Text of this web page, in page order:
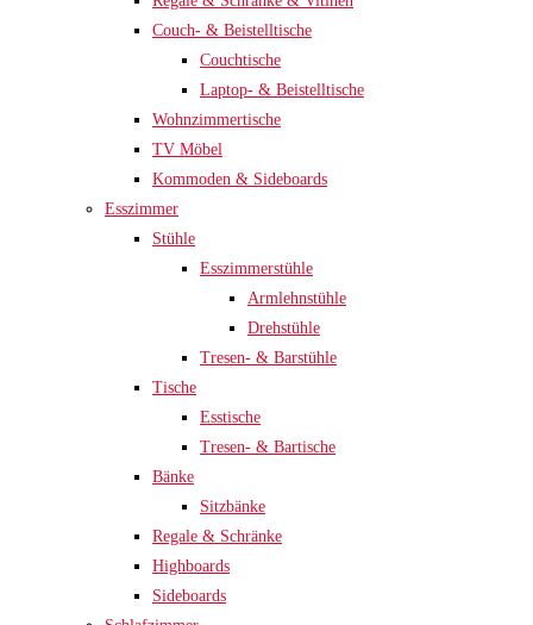
Couch- & Beistelltische
Couchtische
Laptop- & Beistelltische
Wohnzimmertische
TV Möbel
Kommoden & Sideboards
Esszimmer
Stühle
Esszimmerstühle
Armlehnstühle
Drehstühle
Tresen- & Barstühle
Tische
Esstische
Tresen- & Bartische
Bänke
Sitzbänke
Regale & Schränke
Highboards
Sideboards